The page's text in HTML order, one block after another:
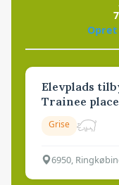
Elevplads
Trainee
Grise
6950,